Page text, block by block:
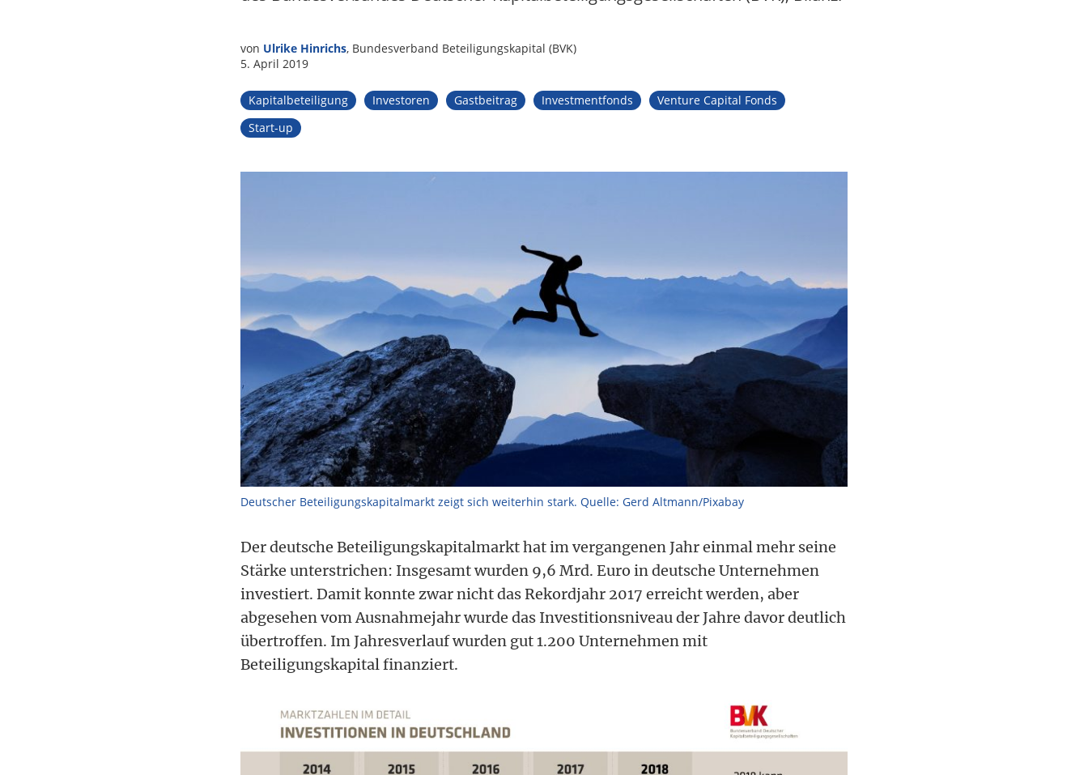
von Ulrike Hinrichs, Bundesverband Beteiligungskapital (BVK)
5. April 2019
Kapitalbeteiligung Investoren Gastbeitrag Investmentfonds
Venture Capital Fonds
Start-up
Deutscher Beteiligungskapitalmarkt zeigt sich weiterhin stark. Quelle: Gerd Altmann/Pixabay
Der deutsche Beteiligungskapitalmarkt hat im vergangenen Jahr einmal mehr seine
Stärke unterstrichen: Insgesamt wurden 9,6 Mrd. Euro in deutsche Unternehmen
investiert. Damit konnte zwar nicht das Rekordjahr 2017 erreicht werden, aber
abgesehen vom Ausnahmejahr wurde das Investitionsniveau der Jahre davor deutlich
übertroffen. Im Jahresverlauf wurden gut 1.200 Unternehmen mit
Beteiligungskapital finanziert.